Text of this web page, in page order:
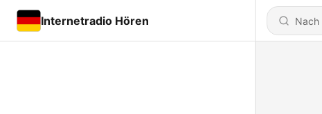
Internetradio Hören